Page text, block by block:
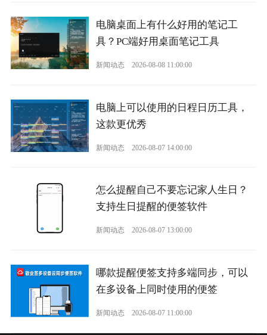
电脑桌面上有什么好用的笔记工
具？PC端好用桌面笔记工具
新闻动态 2026-08-08 11:00:00
电脑上可以使用的日程日历工具，
这款更优秀
新闻动态 2026-08-07 14:00:00
怎么提醒自己不要忘记家人生日？
支持生日提醒的便签软件
新闻动态 2026-08-07 13:00:00
哪款提醒便签支持多端同步，可以
在多设备上同时使用的便签
新闻动态 2026-08-07 11:00:00